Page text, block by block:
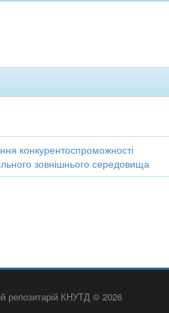
конкурентоспроможності
зовнішнього середовища
репозитарій КНУТД © 2026